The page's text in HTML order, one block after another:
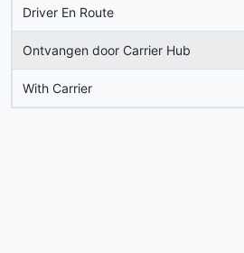
Driver En Route
Ontvangen door Carrier Hub
With Carrier